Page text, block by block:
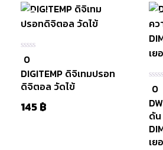
หยิบใส่
มีสินค้า
0
ใน
5
0
DIGITEMP ดิจิเทมปรอท
ดิจิตอล วัดไข้
145฿
0
ใน
5
0
ดัน
เย